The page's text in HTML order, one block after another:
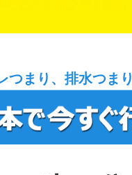
つまり、排水つまり